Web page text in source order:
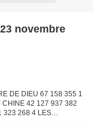
novembre
DE DIEU 67 158 355 1
CHINE 42 127 937 382
323 268 4 LES